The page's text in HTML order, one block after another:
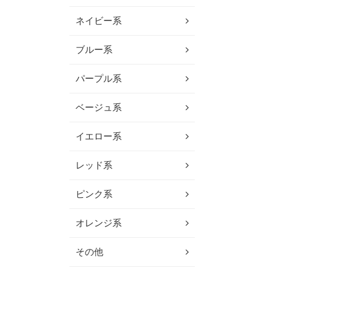
ネイビー系
ブルー系
パープル系
ベージュ系
イエロー系
レッド系
ピンク系
オレンジ系
その他